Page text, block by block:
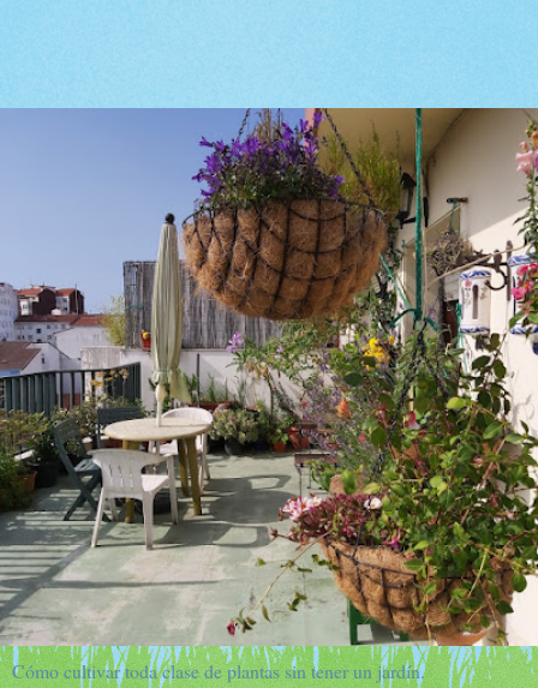
Cómo cultivar toda clase de plantas sin tener un jardín.